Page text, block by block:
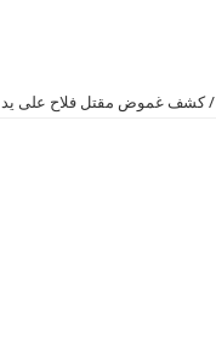
/ كشف غموض مقتل فلاح على يد